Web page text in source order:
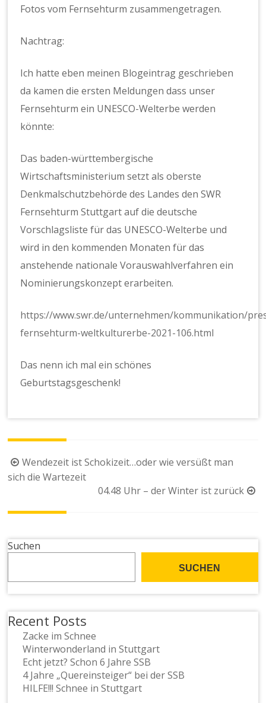
Fotos vom Fernsehturm zusammengetragen.
Nachtrag:
Ich hatte eben meinen Blogeintrag geschrieben
da kamen die ersten Meldungen dass unser
Fernsehturm ein UNESCO-Welterbe werden
könnte:
Das baden-württembergische
Wirtschaftsministerium setzt als oberste
Denkmalschutzbehörde des Landes den SWR
Fernsehturm Stuttgart auf die deutsche
Vorschlagsliste für das UNESCO-Welterbe und
wird in den kommenden Monaten für das
anstehende nationale Vorauswahlverfahren ein
Nominierungskonzept erarbeiten.
https://www.swr.de/unternehmen/kommunikation/
fernsehturm-weltkulturerbe-2021-106.html
Das nenn ich mal ein schönes
Geburtstagsgeschenk!
Beitragsnavigation
Wendezeit ist Schokizeit…oder wie versüßt man
sich die Wartezeit
04.48 Uhr – der Winter ist zurück
Suchen
SUCHEN
Recent Posts
Zacke im Schnee
Winterwonderland in Stuttgart
Echt jetzt? Schon 6 Jahre SSB
4 Jahre „Quereinsteiger“ bei der SSB
HILFE!!! Schnee in Stuttgart